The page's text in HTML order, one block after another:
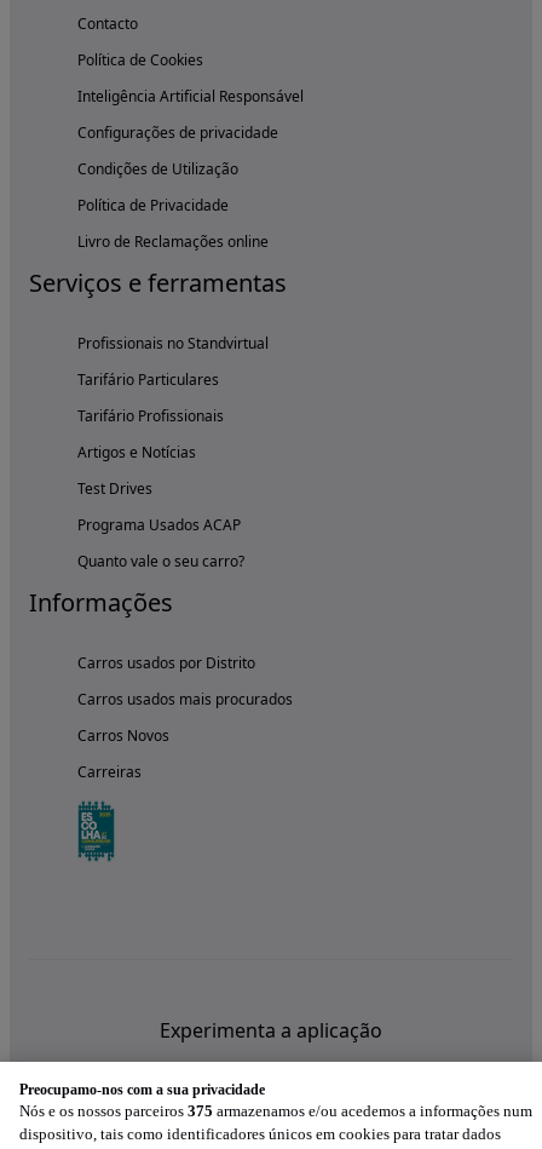
Contacto
Política de Cookies
Inteligência Artificial Responsável
Configurações de privacidade
Condições de Utilização
Política de Privacidade
Livro de Reclamações online
Serviços e ferramentas
Profissionais no Standvirtual
Tarifário Particulares
Tarifário Profissionais
Artigos e Notícias
Test Drives
Programa Usados ACAP
Quanto vale o seu carro?
Informações
Carros usados por Distrito
Carros usados mais procurados
Carros Novos
Carreiras
Experimenta a aplicação
Preocupamo-nos com a sua privacidade
Nós e os nossos parceiros 375 armazenamos e/ou acedemos a informações num
dispositivo, tais como identificadores únicos em cookies para tratar dados